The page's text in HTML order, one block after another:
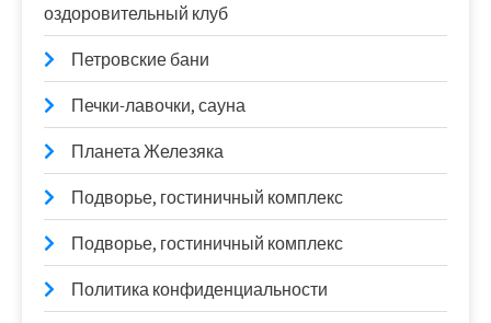
оздоровительный клуб
Петровские бани
Печки-лавочки, сауна
Планета Железяка
Подворье, гостиничный комплекс
Подворье, гостиничный комплекс
Политика конфиденциальности